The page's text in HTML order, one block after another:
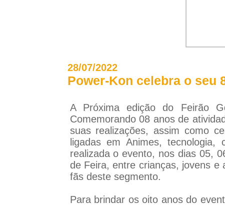
28/07/2022
Power-Kon celebra o seu
A Próxima edição do Feirão
Comemorando 08 anos de
suas realizações, assim como
ligadas em Animes,
realizada o evento, nos dias 05,
de Feira, entre crianças, jovens
fãs deste segmento.
Para brindar os oito anos do